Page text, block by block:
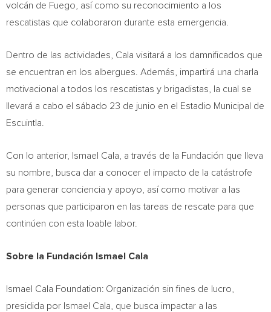
volcán de Fuego, así como su reconocimiento a los
rescatistas que colaboraron durante esta emergencia.
Dentro de las actividades, Cala visitará a los damnificados que
se encuentran en los albergues. Además, impartirá una charla
motivacional a todos los rescatistas y brigadistas, la cual se
llevará a cabo el sábado 23 de junio en el Estadio Municipal de
Escuintla.
Con lo anterior, Ismael Cala , a través de la Fundación que lleva
su nombre, busca dar a conocer el impacto de la catástrofe
para generar conciencia y apoyo, así como motivar a las
personas que participaron en las tareas de rescate para que
continúen con esta loable labor.
Sobre la Fundación Ismael Cala
Ismael Cala Foundation: Organización sin fines de lucro,
presidida por Ismael Cala , que busca impactar a las